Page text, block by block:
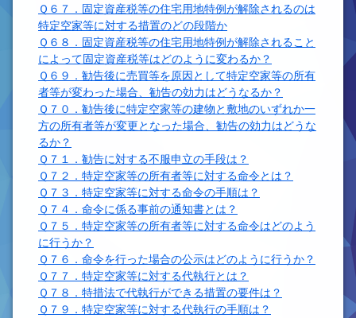
Ｑ６７．固定資産税等の住宅用地特例が解除されるのは
特定空家等に対する措置のどの段階か
Ｑ６８．固定資産税等の住宅用地特例が解除されること
によって固定資産税等はどのように変わるか？
Ｑ６９．勧告後に売買等を原因として特定空家等の所有
者等が変わった場合、勧告の効力はどうなるか？
Ｑ７０．勧告後に特定空家等の建物と敷地のいずれか一
方の所有者等が変更となった場合、勧告の効力はどうな
るか？
Ｑ７１．勧告に対する不服申立の手段は？
Ｑ７２．特定空家等の所有者等に対する命令とは？
Ｑ７３．特定空家等に対する命令の手順は？
Ｑ７４．命令に係る事前の通知書とは？
Ｑ７５．特定空家等の所有者等に対する命令はどのよう
に行うか？
Ｑ７６．命令を行った場合の公示はどのように行うか？
Ｑ７７．特定空家等に対する代執行とは？
Ｑ７８．特措法で代執行ができる措置の要件は？
Ｑ７９．特定空家等に対する代執行の手順は？